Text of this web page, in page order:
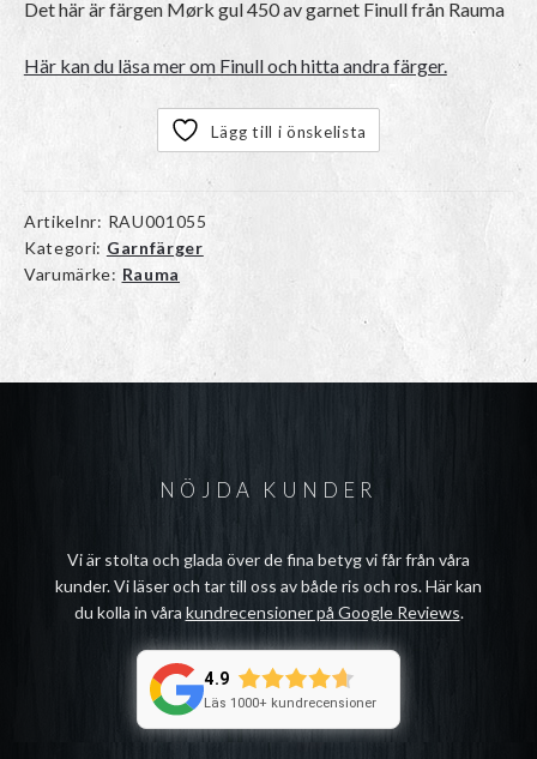
Det här är färgen Mørk gul 450av garnet Finullfrån Rauma
Här kan du läsa mer om Finull och hitta andra färger.
Lägg till i önskelista
Artikelnr: RAU001055
Kategori: Garnfärger
Varumärke: Rauma
NÖJDA KUNDER
Vi är stolta och glada över de fina betyg vi får från våra
kunder. Vi läser och tar till oss av både ris och ros. Här kan
du kolla in våra kundrecensioner på Google Reviews.
4.9
Läs 1000+ kundrecensioner